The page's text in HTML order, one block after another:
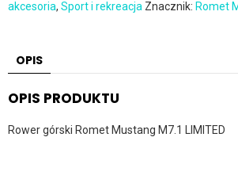
akcesoria, Sport i rekreacja Znacznik: Romet
OPIS
OPIS PRODUKTU
Rower górski Romet Mustang M7.1 LIMITED